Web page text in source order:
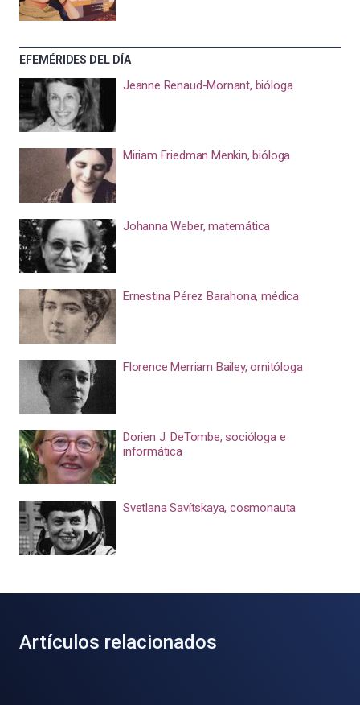
EFEMÉRIDES DEL DÍA
Jeanne Renaud-Mornant, bióloga
Miriam Friedman Menkin, bióloga
Johanna Weber, matemática
Ernestina Pérez Barahona, médica
Florence Merriam Bailey, ornitóloga
Dorien J. DeTombe, socióloga e
informática
Svetlana Savítskaya, cosmonauta
Artículos relacionados